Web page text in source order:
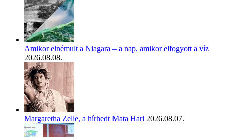
Amikor elnémult a Niagara – a nap, amikor elfogyott a víz
2026.08.08.
Margaretha Zelle, a hírhedt Mata Hari 2026.08.07.